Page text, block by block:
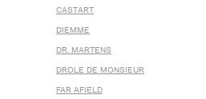
CASTART
DIEMME
DR. MARTENS
DROLE DE MONSIEUR
FAR AFIELD